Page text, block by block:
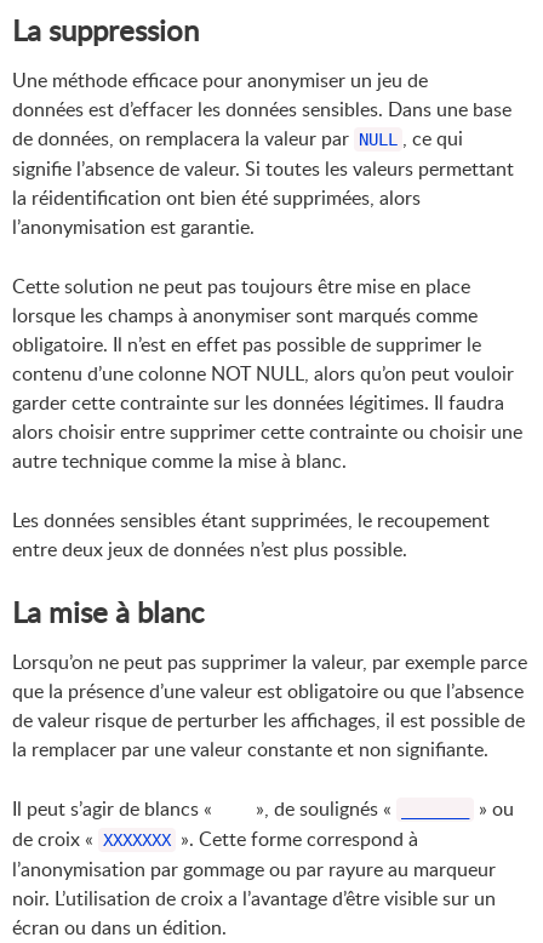
La suppression
Une méthode efficace pour anonymiser un jeu de
données est d’effacer les données sensibles. Dans une base
de données, on remplacera la valeur par NULL
, ce qui
signifie l’absence de valeur. Si toutes les valeurs permettant
la réidentification ont bien été supprimées, alors
l’anonymisation est garantie.
Cette solution ne peut pas toujours être mise en place
lorsque les champs à anonymiser sont marqués comme
obligatoire. Il n’est en effet pas possible de supprimer le
contenu d’une colonne NOT NULL, alors qu’on peut vouloir
garder cette contrainte sur les données légitimes. Il faudra
alors choisir entre supprimer cette contrainte ou choisir une
autre technique comme la mise à blanc.
Les données sensibles étant supprimées, le recoupement
entre deux jeux de données n’est plus possible.
La mise à blanc
Lorsqu’on ne peut pas supprimer la valeur, par exemple parce
que la présence d’une valeur est obligatoire ou que l’absence
de valeur risque de perturber les affichages, il est possible de
la remplacer par une valeur constante et non signifiante.
Il peut s’agir de blancs « », de soulignés «
» ou
de croix « XXXXXXX ». Cette forme correspond à
l’anonymisation par gommage ou par rayure au marqueur
noir. L’utilisation de croix a l’avantage d’être visible sur un
écran ou dans un édition.